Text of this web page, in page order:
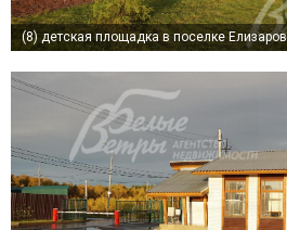
(8)детская площадка в поселке